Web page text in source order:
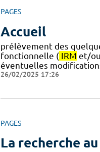
PAGES
Accueil
prélèvement des
fonctionnelle ( IRM et/
éventuelles
26/02/2025 17:26
PAGES
La recherche au